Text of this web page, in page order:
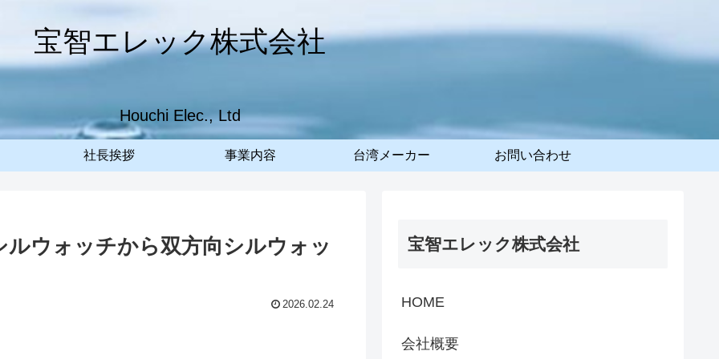
宝智エレック株式会社
Houchi Elec., Ltd
社長挨拶 事業内容 台湾メーカー お問い合わせ
ルウォッチから双方向シルウォッ
2026.02.24
宝智エレック株式会社
HOME
会社概要